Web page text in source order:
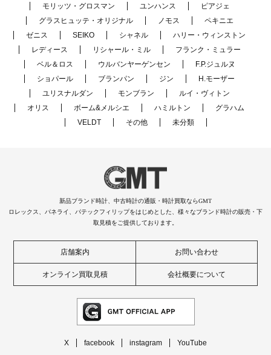
モリッツ・グロスマン
ユンハンス
ピアジェ
グラスヒュッテ・オリジナル
ノモス
ペキニエ
ゼニス
SEIKO シャネル
ハリー・ウィンストン
レディース
リシャール・ミル
フランク・ミュラー
ベル＆ロス
ウルバンヤーゲンセン
F.P.ジュルヌ
ショパール
ブランパン ジン
H.モーザー
ユリスナルダン
モンブラン
ルイ・ヴィトン
オリス
ボーム&メルシエ ハミルトン
グラハム
VELDT
その他 未分類
新品ブランド時計、中古時計の通販・時計買取ならGMT
ロレックス、パネライ、パテックフィリップをはじめとした、様々なブランド時計の販売・下
取見積をご提供しております。
店舗案内 お問い合わせ
オンライン買取見積 会社概要について
X facebook instagram YouTube